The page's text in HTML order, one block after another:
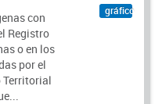
con
Registro
o en los
por el
Territorial
gráfico